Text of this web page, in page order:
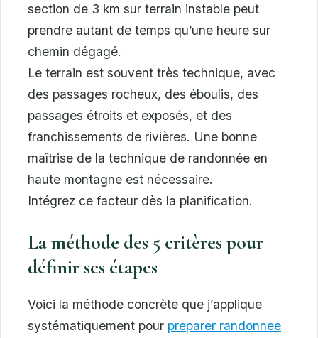
section de 3 km sur terrain instable peut
prendre autant de temps qu’une heure sur
chemin dégagé.
Le terrain est souvent très technique, avec
des passages rocheux, des éboulis, des
passages étroits et exposés, et des
franchissements de rivières. Une bonne
maîtrise de la technique de randonnée en
haute montagne est nécessaire.
Intégrez ce facteur dès la planification.
La méthode des 5 critères pour
définir ses étapes
Voici la méthode concrète que j’applique
systématiquement pour preparer randonnee